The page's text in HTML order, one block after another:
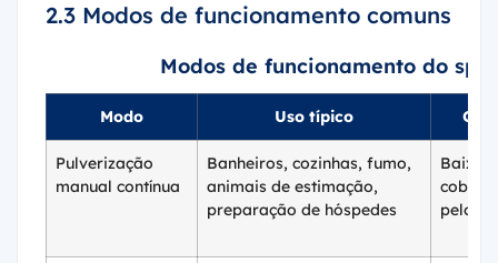
2.3 Modos de funcionamento comuns
Modos de funcionamento do
Modo Uso típico
Pulverização
manual contínua
Banheiros, cozinhas, fumo,
animais de estimação,
preparação de hóspedes
Baixo
pelo